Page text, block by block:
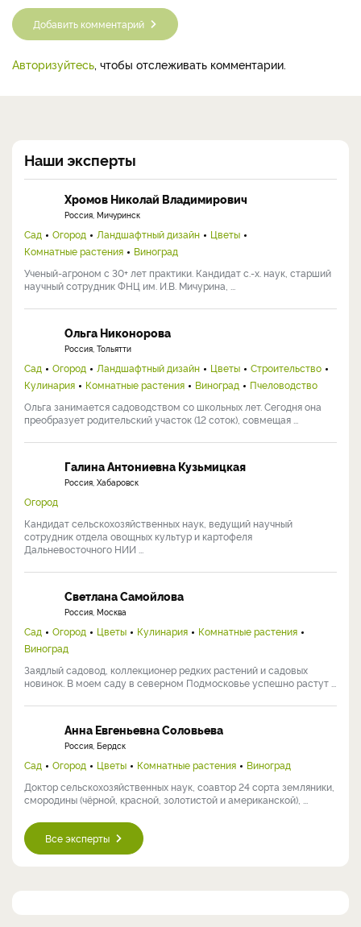
Добавить комментарий
Авторизуйтесь, чтобы отслеживать комментарии.
Наши эксперты
Хромов Николай Владимирович
Россия, Мичуринск
Сад Огород Ландшафтный дизайн
Цветы
Комнатные растения
Виноград
Ученый-агроном с 30+ лет практики. Кандидат с.-х. наук, старший
научный сотрудник ФНЦ им. И.В. Мичурина, ...
Ольга Никонорова
Россия, Тольятти
Сад Огород Ландшафтный дизайн Цветы
Строительство
Кулинария
Комнатные растения Виноград
Пчеловодство
Ольга занимается садоводством со школьных лет. Сегодня она
преобразует родительский участок (12 соток), совмещая ...
Галина Антониевна Кузьмицкая
Россия, Хабаровск
Огород
Кандидат сельскохозяйственных наук, ведущий научный
сотрудник отдела овощных культур и картофеля
Дальневосточного НИИ ...
Светлана Самойлова
Россия, Москва
Сад Огород Цветы Кулинария
Комнатные растения
Виноград
Заядлый садовод, коллекционер редких растений и садовых
новинок. В моем саду в северном Подмосковье успешно растут ...
Анна Евгеньевна Соловьева
Россия, Бердск
Сад Огород Цветы Комнатные растения
Виноград
Доктор сельскохозяйственных наук, соавтор 24 сорта земляники,
смородины (чёрной, красной, золотистой и американской), ...
Все эксперты